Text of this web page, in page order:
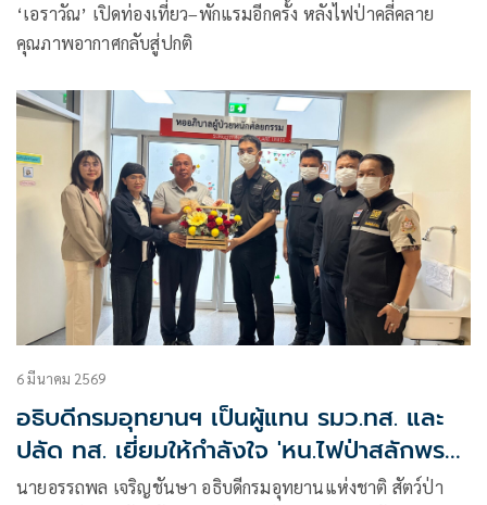
‘เอราวัณ’ เปิดท่องเที่ยว–พักแรมอีกครั้ง หลังไฟป่าคลี่คลาย
คุณภาพอากาศกลับสู่ปกติ
6 มีนาคม 2569
อธิบดีกรมอุทยานฯ เป็นผู้แทน รมว.ทส. และ
ปลัด ทส. เยี่ยมให้กำลังใจ 'หน.ไฟป่าสลักพระ'
หลังถูกลอบยิงสาหัส ขณะที่ครอบครัวและ
นายอรรถพล เจริญชันษา อธิบดีกรมอุทยานแห่งชาติ สัตว์ป่า